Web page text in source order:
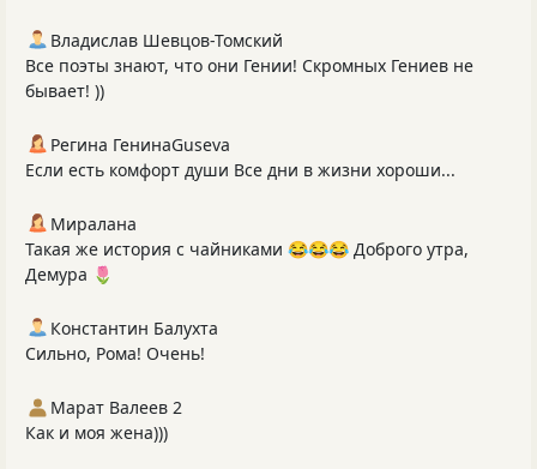
Владислав Шевцов-Томский
Все поэты знают, что они Гении! Скромных Гениев не
бывает! ))
Регина ГенинаGuseva
Если есть комфорт души Все дни в жизни хороши...
Миралана
Такая же история с чайниками 😂😂😂 Доброго утра,
Демура 🌷
Константин Балухта
Сильно, Рома! Очень!
Марат Валеев 2
Как и моя жена)))